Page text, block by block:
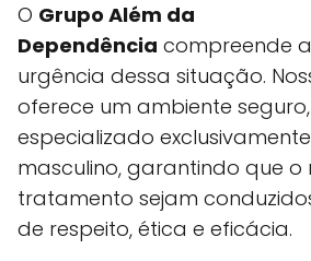
O Grupo Além da
Dependência compreende
urgência dessa situação.
oferece um ambiente
especializado
masculino, garantindo que o
tratamento sejam
de respeito, ética e eficácia.